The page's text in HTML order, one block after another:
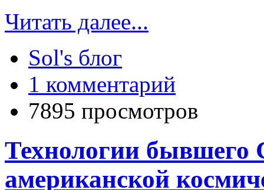
Читать далее...
Sol's блог
1 комментарий
7895 просмотров
Технологии
американской